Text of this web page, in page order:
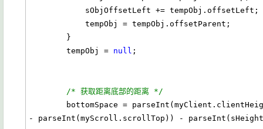
        tempObj =
null ;
/* 获取距离底部的距离 */
- parseInt(myScroll.scrollTop)) -